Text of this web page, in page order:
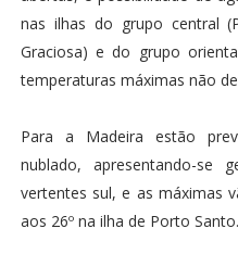
nas ilhas do grupo central
Graciosa) e do grupo
temperaturas máximas não
Para a Madeira estão
nublado, apresentando-se
vertentes sul, e as máximas
aos 26º na ilha de Porto Santo.